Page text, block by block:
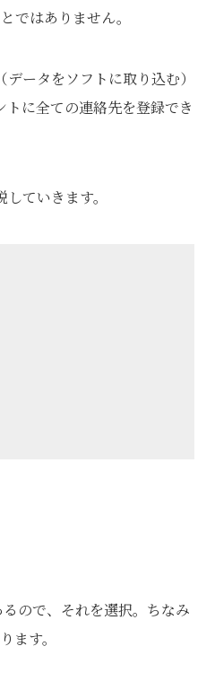
ではありません。
ータをソフトに取り込む）
に全ての連絡先を登録でき
ていきます。
ので、それを選択。ちなみ
ます。